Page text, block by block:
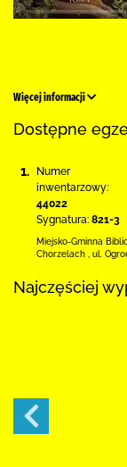
Więcej informacji
Dostępne
1.
Numer
inwentarzowy:
44022
Sygnatura: 821-3
Miejsko-Gminna
Chorzelach
ul.
Najczęściej